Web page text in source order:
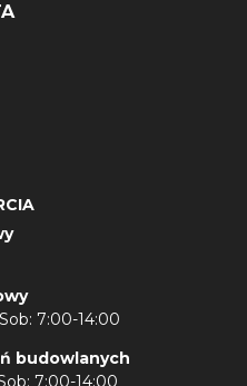
7:00-14:00
budowlanych
7:00-14:00